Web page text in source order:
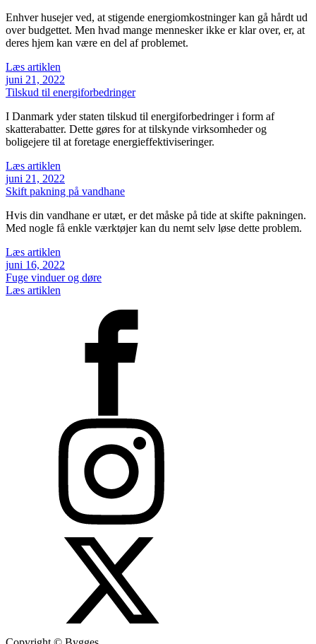
Enhver husejer ved, at stigende energiomkostninger kan gå hårdt ud
over budgettet. Men hvad mange mennesker ikke er klar over, er, at
deres hjem kan være en del af problemet.
Læs artiklen
juni 21, 2022
Tilskud til energiforbedringer
I Danmark yder staten tilskud til energiforbedringer i form af
skatterabatter. Dette gøres for at tilskynde virksomheder og
boligejere til at foretage energieffektiviseringer.
Læs artiklen
juni 21, 2022
Skift pakning på vandhane
Hvis din vandhane er utæt, er det måske på tide at skifte pakningen.
Med nogle få enkle værktøjer kan du nemt selv løse dette problem.
Læs artiklen
juni 16, 2022
Fuge vinduer og døre
Læs artiklen